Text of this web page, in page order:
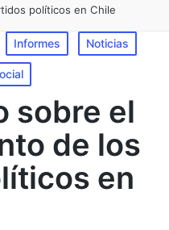
políticos en Chile
Informes Noticias
sobre el
de los
en